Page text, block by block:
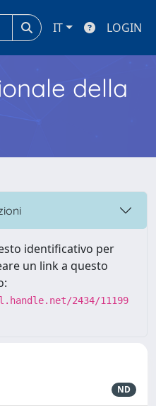
IT LOGIN
della
identificativo per
un link a questo
2434/11199
ND